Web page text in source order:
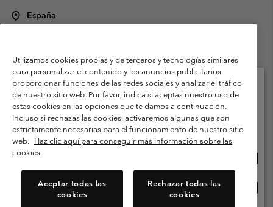
España
Condiciones de uso
Terminos de Venta
Garantía
Política de Privacidad
Términos y condiciones del programa de miembros
Términos De Uso Del Contenido Generado Por Los Usuarios
Impressum
Cookies Public CBCR
Utilizamos cookies propias y de terceros y tecnologías similares
para personalizar el contenido y los anuncios publicitarios,
proporcionar funciones de las redes sociales y analizar el tráfico
de nuestro sitio web. Por favor, indica si aceptas nuestro uso de
estas cookies en las opciones que te damos a continuación.
Incluso si rechazas las cookies, activaremos algunas que son
estrictamente necesarias para el funcionamiento de nuestro sitio
web. Haz clic aquí para conseguir más información sobre las
cookies
Aceptar todas las
cookies
Rechazar todas las
cookies
Selecciona tu país e idioma envío
Compras en línea disponibles
línea
España